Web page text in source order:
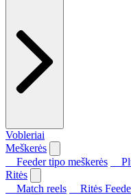
Vobleriai
Meškerės
Feeder tipo meškerės
Ritės
Match reels
Ritės